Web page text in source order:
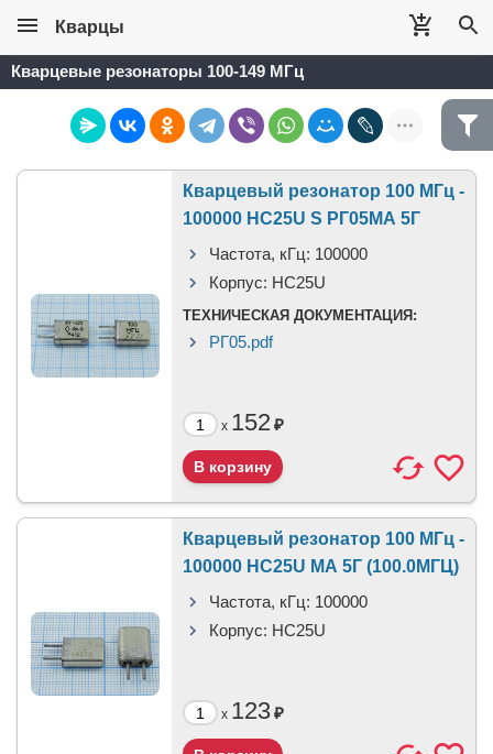
Кварцы
Кварцевые резонаторы 100-149 МГц
Кварцевый резонатор 100 МГц -
100000 HC25U S РГ05МА 5Г
Частота, кГц: 100000
Корпус: HC25U
ТЕХНИЧЕСКАЯ ДОКУМЕНТАЦИЯ:
РГ05.pdf
x 152₽
Кварцевый резонатор 100 МГц -
100000 HC25U МА 5Г (100.0МГЦ)
Частота, кГц: 100000
Корпус: HC25U
x 123₽